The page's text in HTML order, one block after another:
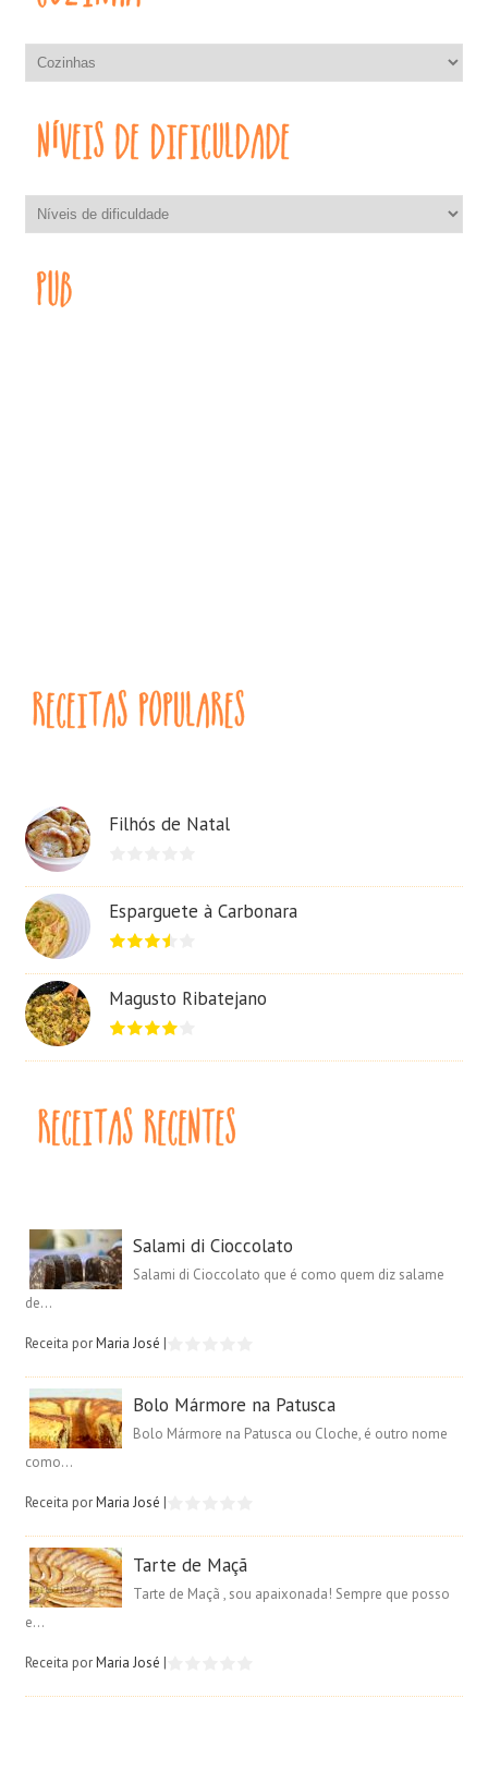
Filhós de Natal
Esparguete à Carbonara
Magusto Ribatejano
Salami di Cioccolato
Salami di Cioccolato que é como quem diz salame
de...
Receita porMaria José |
Bolo Mármore na Patusca
Bolo Mármore na Patusca ou Cloche, é outro nome
como...
Receita porMaria José
Tarte de Maçã
Tarte de Maçã , sou apaixonada! Sempre que posso
e...
Receita porMaria José |